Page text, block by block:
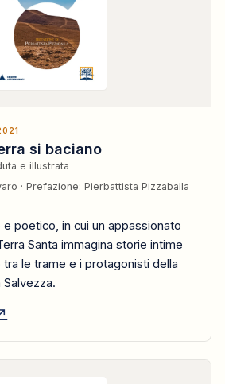
si baciano
e illustrata
· Prefazione: Pierbattista Pizzaballa
poetico, in cui un appassionato
Santa immagina storie intime
le trame e i protagonisti della